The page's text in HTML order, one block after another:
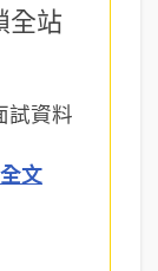
全站
試資料
文